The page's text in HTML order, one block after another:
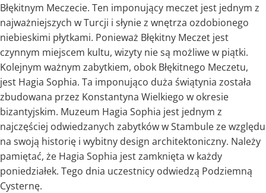
Błękitnym Meczecie. Ten imponujący meczet jest jednym z
najważniejszych w Turcji i słynie z wnętrza ozdobionego
niebieskimi płytkami. Ponieważ Błękitny Meczet jest
czynnym miejscem kultu, wizyty nie są możliwe w piątki.
Kolejnym ważnym zabytkiem, obok Błękitnego Meczetu,
jest Hagia Sophia. Ta imponująco duża świątynia została
zbudowana przez Konstantyna Wielkiego w okresie
bizantyjskim. Muzeum Hagia Sophia jest jednym z
najczęściej odwiedzanych zabytków w Stambule ze względu
na swoją historię i wybitny design architektoniczny. Należy
pamiętać, że Hagia Sophia jest zamknięta w każdy
poniedziałek. Tego dnia uczestnicy odwiedzą Podziemną
Cysternę.